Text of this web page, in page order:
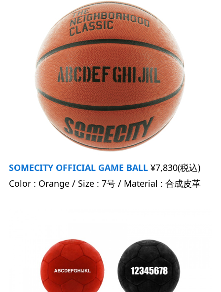
SOMECITY OFFICIAL GAME BALL¥7,830(税込)
Color : Orange / Size : 7号 / Material : 合成皮革